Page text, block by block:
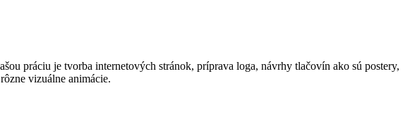
práciu je tvorba internetových stránok, príprava loga, návrhy tlačovín ako sú postery,
vizuálne animácie.